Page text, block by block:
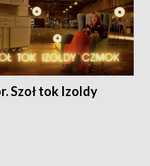
Szoł tok Izoldy